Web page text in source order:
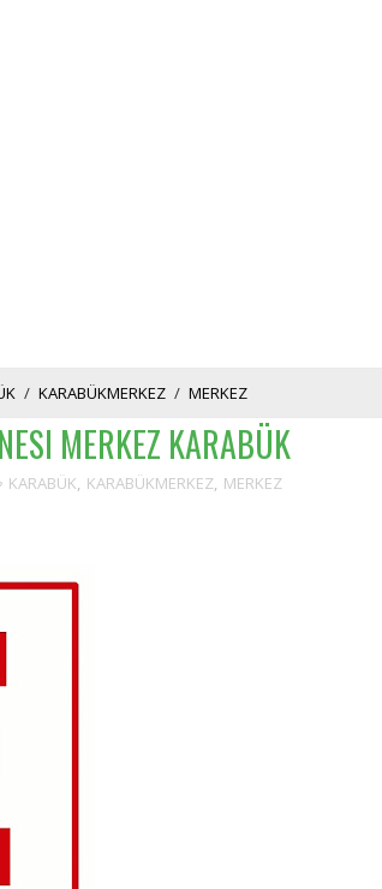
/ KARABÜKMERKEZ / MERKEZ
MERKEZ KARABÜK
KARABÜK, KARABÜKMERKEZ, MERKEZ